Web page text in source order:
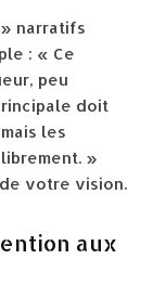
narratifs
: « Ce
peu
doit
les
»
votre vision.
aux